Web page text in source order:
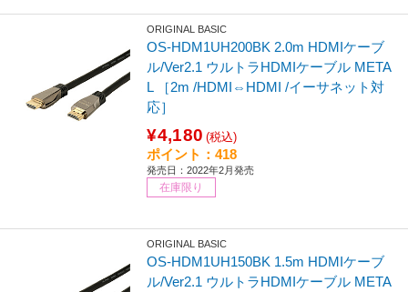
ORIGINAL BASIC
OS-HDM1UH200BK 2.0m HDMIケーブ
ル/Ver2.1 ウルトラHDMIケーブル META
L ［2m /HDMI⇔HDMI /イーサネット対
応］
¥4,180 (税込)
ポイント：418
発売日：2022年2月発売
在庫限り
ORIGINAL BASIC
OS-HDM1UH150BK 1.5m HDMIケーブ
ル/Ver2.1 ウルトラHDMIケーブル META